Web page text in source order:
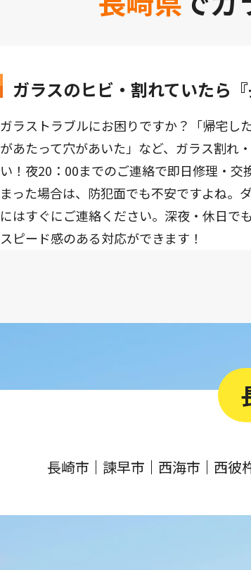
ガラスのヒビ・割れていたら
ガラストラブルにお困りですか？「帰宅し
があたって穴があいた」など、ガラス割れ
い！夜20：00までのご連絡で即日修理・
まった場合は、防犯面でも不安ですよね。
にはすぐにご連絡ください。深夜・休日で
スピード感のある対応ができます！
長崎市 諫早市 西海市 西彼